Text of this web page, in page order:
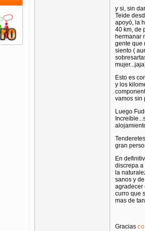
y si, sin
Teide
apoyó, la
40 km, de
hermanar
gente que
siento (
Esto es
y los
vamos sin
Luego
gran
En
discrepa a
la
sanos y
agradecer
curro que
mas de
Gracias